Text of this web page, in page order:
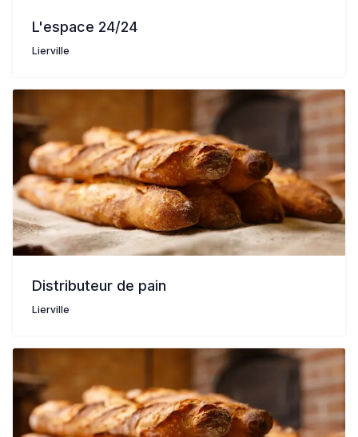
L'espace 24/24
Lierville
Distributeur de pain
Lierville